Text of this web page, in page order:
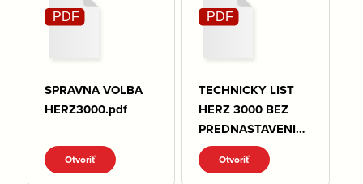
SPRAVNA VOLBA
HERZ3000.pdf
Otvoriť
TECHNICKY LIST
HERZ 3000 BEZ
PREDNASTAVENIA.
pdf
Otvoriť